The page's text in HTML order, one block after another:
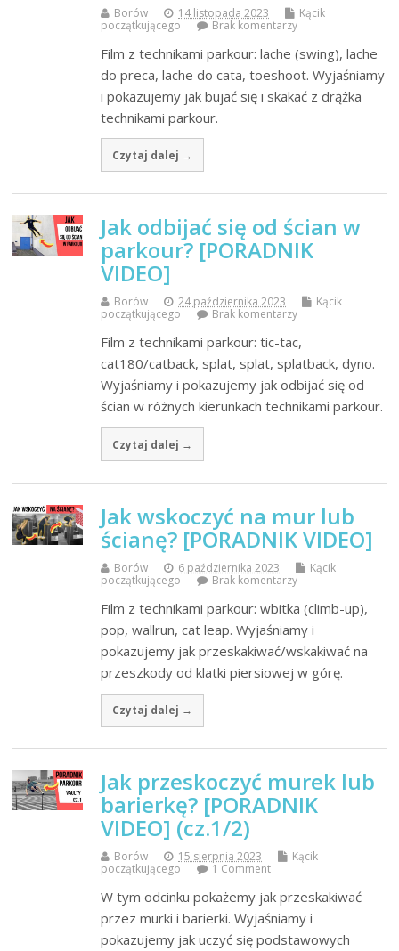
Borów 14 listopada 2023
Kącik
początkującego
Brak komentarzy
Film z technikami parkour: lache (swing), lache
do preca, lache do cata, toeshoot. Wyjaśniamy
i pokazujemy jak bujać się i skakać z drążka
technikami parkour.
Czytaj dalej →
Jak odbijać się od ścian w
parkour? [PORADNIK
VIDEO]
Borów 24 października 2023
Kącik
początkującego
Brak komentarzy
Film z technikami parkour: tic-tac,
cat180/catback, splat, splat, splatback, dyno.
Wyjaśniamy i pokazujemy jak odbijać się od
ścian w różnych kierunkach technikami parkour.
Czytaj dalej →
Jak wskoczyć na mur lub
ścianę? [PORADNIK VIDEO]
Borów 6 października 2023
Kącik
początkującego
Brak komentarzy
Film z technikami parkour: wbitka (climb-up),
pop, wallrun, cat leap. Wyjaśniamy i
pokazujemy jak przeskakiwać/wskakiwać na
przeszkody od klatki piersiowej w górę.
Czytaj dalej →
Jak przeskoczyć murek lub
barierkę? [PORADNIK
VIDEO] (cz.1/2)
Borów 15 sierpnia 2023
Kącik
początkującego
1 Comment
W tym odcinku pokażemy jak przeskakiwać
przez murki i barierki. Wyjaśniamy i
pokazujemy jak uczyć się podstawowych